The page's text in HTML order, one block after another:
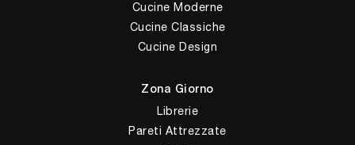
Cucine Moderne
Cucine Classiche
Cucine Design
Zona Giorno
Librerie
Pareti Attrezzate